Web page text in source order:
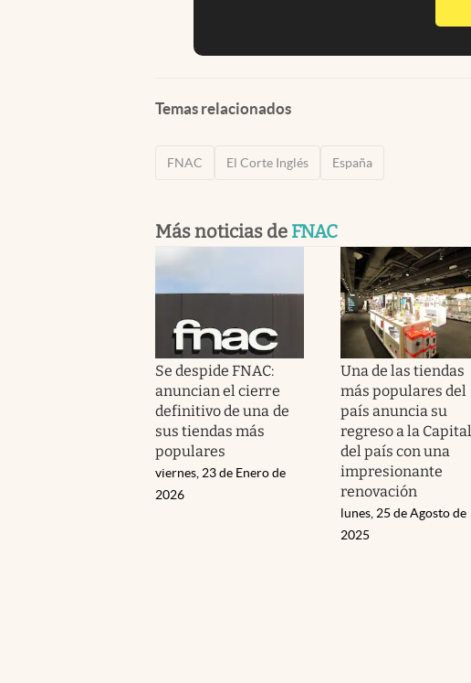
Temas relacionados
FNAC El Corte Inglés España
Más noticias de FNAC
Se despide FNAC:
anuncian el cierre
definitivo de una de
sus tiendas más
populares
viernes, 23 de Enero de
2026
Una de las tiendas
más populares del
país anuncia su
regreso a la Capital
del país con una
impresionante
renovación
lunes, 25 de Agosto de
2025